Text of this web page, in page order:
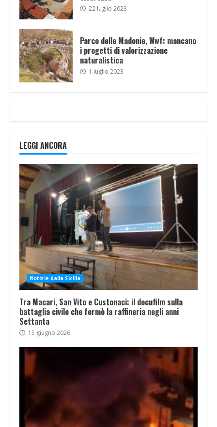
22 luglio 2023
Parco delle Madonie, Wwf: mancano
i progetti di valorizzazione
naturalistica
1 luglio 2023
LEGGI ANCORA
Notizie dalla Sicilia
Tra Macari, San Vito e Custonaci: il docufilm sulla
battaglia civile che fermò la raffineria negli anni
Settanta
15 giugno 2026